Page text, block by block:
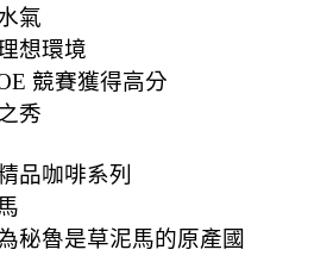
氣
想環境
競賽獲得高分
秀
品咖啡系列
秘魯是草泥馬的原產國